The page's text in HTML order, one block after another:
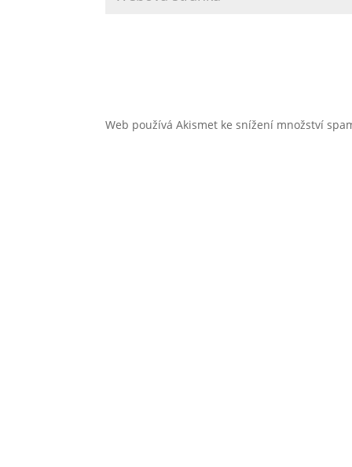
Web používá Akismet ke snížení množství